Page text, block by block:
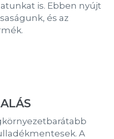
is. Ebben nyújt
és az
A